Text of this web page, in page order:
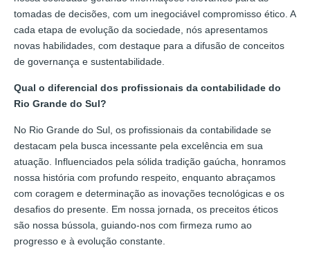
tomadas de decisões, com um inegociável compromisso ético. A
cada etapa de evolução da sociedade, nós apresentamos
novas habilidades, com destaque para a difusão de conceitos
de governança e sustentabilidade.
Qual o diferencial dos profissionais da contabilidade do
Rio Grande do Sul?
No Rio Grande do Sul, os profissionais da contabilidade se
destacam pela busca incessante pela excelência em sua
atuação. Influenciados pela sólida tradição gaúcha, honramos
nossa história com profundo respeito, enquanto abraçamos
com coragem e determinação as inovações tecnológicas e os
desafios do presente. Em nossa jornada, os preceitos éticos
são nossa bússola, guiando-nos com firmeza rumo ao
progresso e à evolução constante.